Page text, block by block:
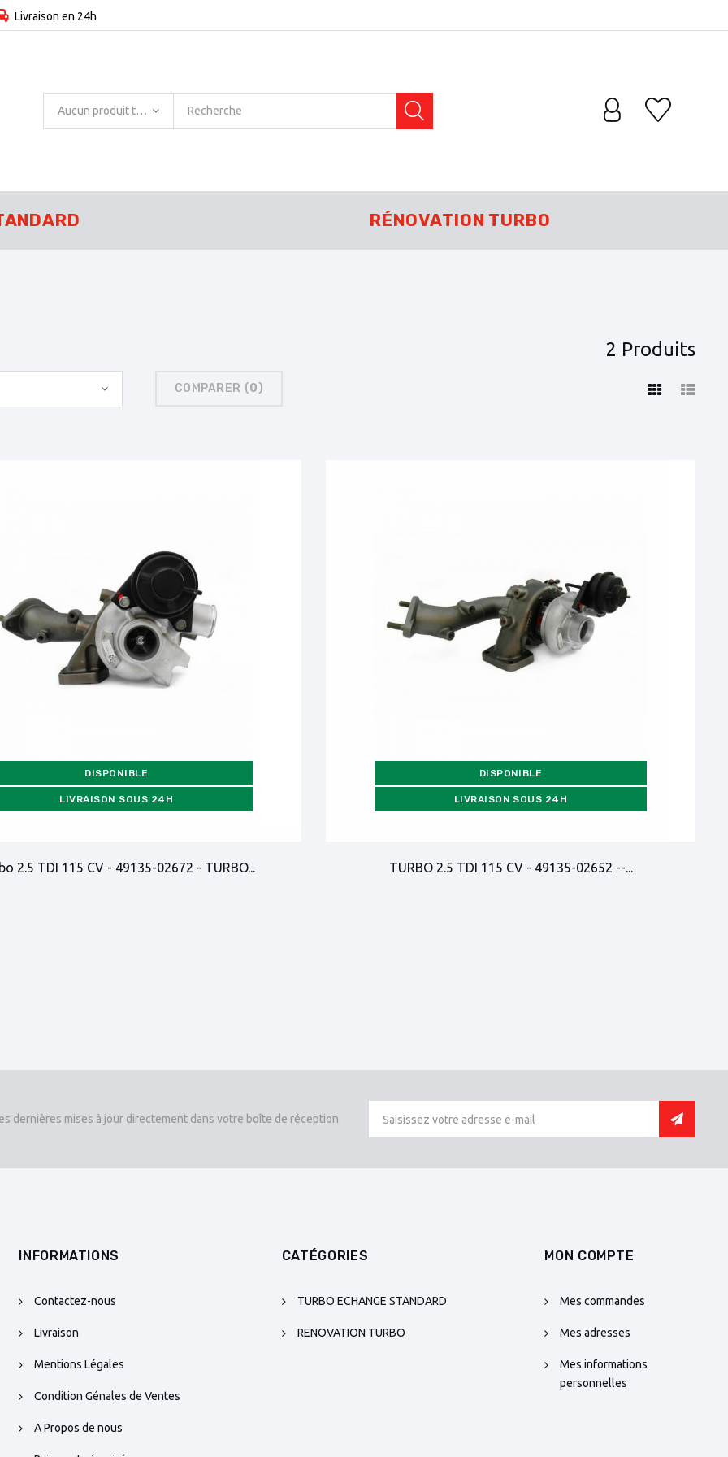
Livraison en 24h
Aucun produit trouvé
RÉNOVATION TURBO
2 Produits
COMPARER (0)
DISPONIBLE
LIVRAISON SOUS 24H
2.5 TDI 115 CV - 49135-02672 - TURBO...
DISPONIBLE
LIVRAISON SOUS 24H
TURBO 2.5 TDI 115 CV - 49135-02652 --...
dernières mises à jour directement dans votre boîte de réception
INFORMATIONS
Contactez-nous
Livraison
Mentions Légales
Condition Génales de Ventes
A Propos de nous
CATÉGORIES
TURBO ECHANGE STANDARD
RENOVATION TURBO
MON COMPTE
Mes commandes
Mes adresses
Mes informations
personnelles